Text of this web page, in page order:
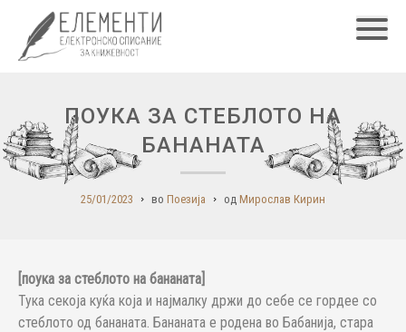
ПОУКА ЗА СТЕБЛОТО НА
БАНАНАТА
25/01/2023 во Поезија од Мирослав Кирин
[поука за стеблото на бананата]
Тука секоја куќа која и најмалку држи до себе се гордее со
стеблото од бананата. Бананата е родена во Бабанија, стара